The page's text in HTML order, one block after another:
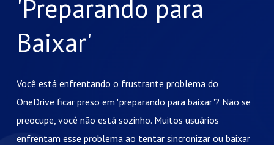
'Preparando para
Baixar'
Você está enfrentando o frustrante problema do
OneDrive ficar preso em "preparando para baixar"? Não se
preocupe, você não está sozinho. Muitos usuários
enfrentam esse problema ao tentar sincronizar ou baixar